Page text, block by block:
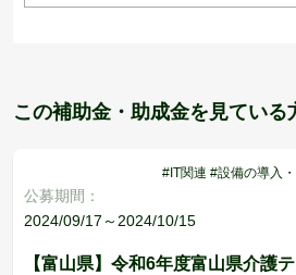
この補助金・助成金を見ている
#IT関連 #設備の導入
公募期間：
2024/09/17～2024/10/15
【富山県】令和6年度富山県介護